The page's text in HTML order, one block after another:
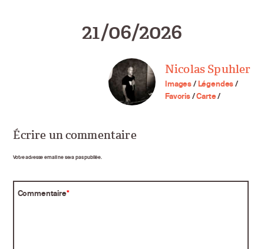
21/06/2026
Nicolas Spuhler
Images/Légendes/
Favoris/Carte/
Écrire un commentaire
Votre adresse email ne sera pas publiée.
Commentaire*